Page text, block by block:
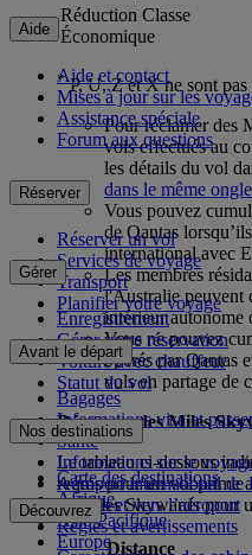
Réduction Classe
Économique
*P, U, Z et X ne sont pas
Pour réclamer des
vols effectués au
les détails du vol
dans le même
Vous pouvez
de Qantas
international avec
Les membres
l'Australie peuvent
intérieur autonome
Vous ne pouvez
opérés par Qantas
vols en partage de
Dépenser des Miles
Le tableau ci-dessous
requis pour un vol prime
de Miles Skywards pour
Distance
Aide
Aide et contact
Mises à jour sur les
Assistance spéciale
Forum aux questions
Réserver
Réserver un vol
Services de voyage
Transport
Planifier votre voyage
Gérer
Enregistrement
Gérer votre réservation
Voiture avec chauffeur
Statut du vol
Avant le départ
Bagages
Informations visa et
Santé
Informations sur le
Aéroport international de
Depuis et vers l’aéroport
Règles et avertissements
Nos destinations
Carte des destinations
Afrique
Asie-Pacifique
Europe
Découvrez